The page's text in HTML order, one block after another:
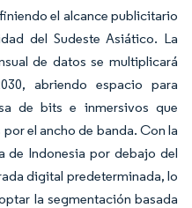
el alcance publicitario
del Sudeste Asiático. La
de datos se multiplicará
abriendo espacio para
de bits e inmersivos que
el ancho de banda. Con la
de Indonesia por debajo del
digital predeterminada, lo
la segmentación basada